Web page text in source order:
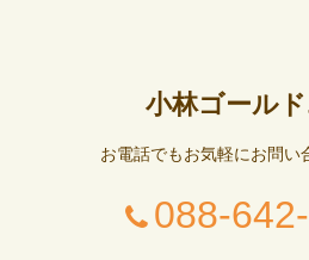
小林ゴール
お電話でもお気軽にお問い
088-